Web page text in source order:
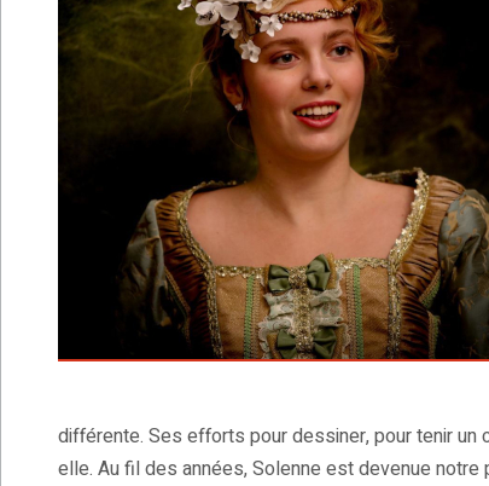
différente. Ses efforts pour dessiner, pour tenir un
elle. Au fil des années, Solenne est devenue